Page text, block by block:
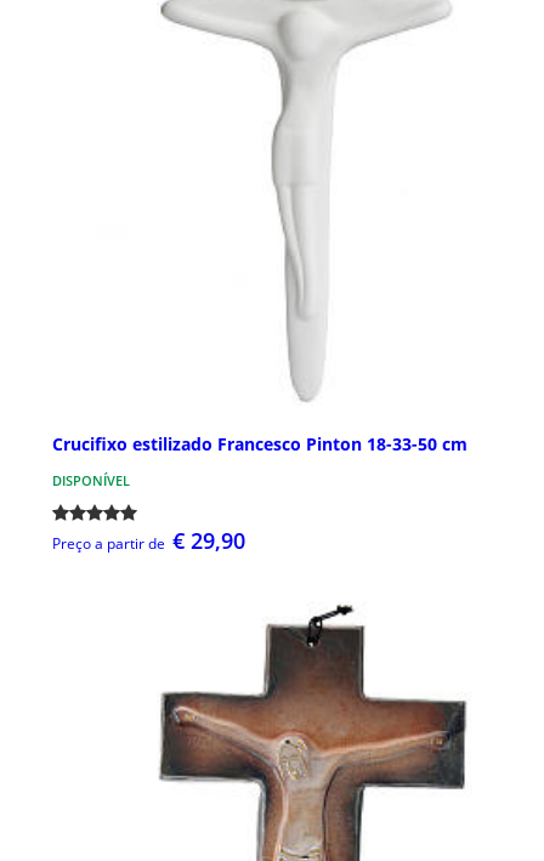
Crucifixo estilizado Francesco Pinton 18-33-50 cm
DISPONÍVEL
Preço a partir de € 29,90